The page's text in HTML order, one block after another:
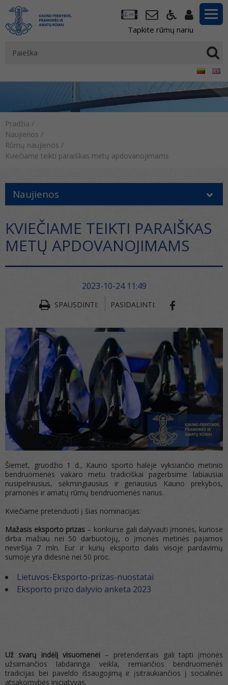
Tapkite rūmų nariu
Pradžia /
Naujienos /
Rūmų naujienos /
Kviečiame teikti paraiškas metų apdovanojimams
Naujienos
KVIEČIAME TEIKTI PARAIŠKAS
METŲ APDOVANOJIMAMS
2023-10-24 11:49
SPAUSDINTI: PASIDALINTI:
Šiemet, gruodžio 1 d., Kauno sporto halėje vyksiančio metinio
bendruomenės vakaro metu tradiciškai pagerbsime labiausiai
nusipelniusius, sėkmingiausius ir geriausius Kauno prekybos,
pramonės ir amatų rūmų bendruomenės narius.
Kviečiame pretenduoti į šias nominacijas:
Mažasis eksporto prizas – konkurse gali dalyvauti įmonės, kuriose
dirba mažiau nei 50 darbuotojų, o įmonės metinės pajamos
neviršija 7 mln. Eur ir kurių eksporto dalis visoje pardavimų
sumoje yra didesnė nei 50 proc.
Lietuvos-Eksporto-prizas-nuostatai
Eksporto prizo dalyvio anketa 2023
Už svarų indėlį visuomenei – pretendentais gali tapti įmonės
užsiimančios labdaringa veikla, remiančios bendruomenės
tradicijas bei paveldo išsaugojimą ir įsitraukiančios į socialinės
atsakomybės iniciatyvas.